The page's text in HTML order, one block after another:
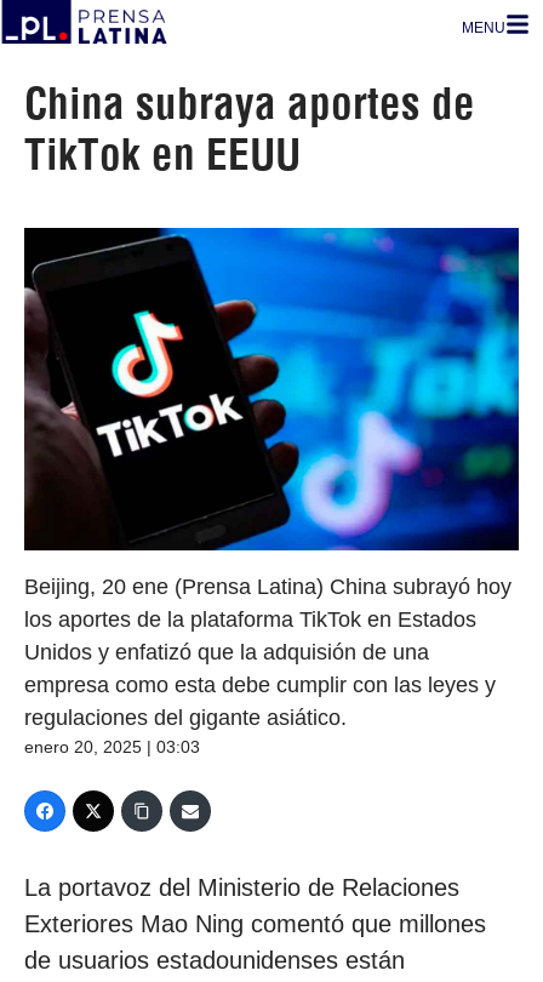
MENU
China subraya aportes de
TikTok en EEUU
Beijing, 20 ene (Prensa Latina) China subrayó hoy
los aportes de la plataforma TikTok en Estados
Unidos y enfatizó que la adquisión de una
empresa como esta debe cumplir con las leyes y
regulaciones del gigante asiático.
enero 20, 2025 | 03:03
La portavoz del Ministerio de Relaciones
Exteriores Mao Ning comentó que millones
de usuarios estadounidenses están